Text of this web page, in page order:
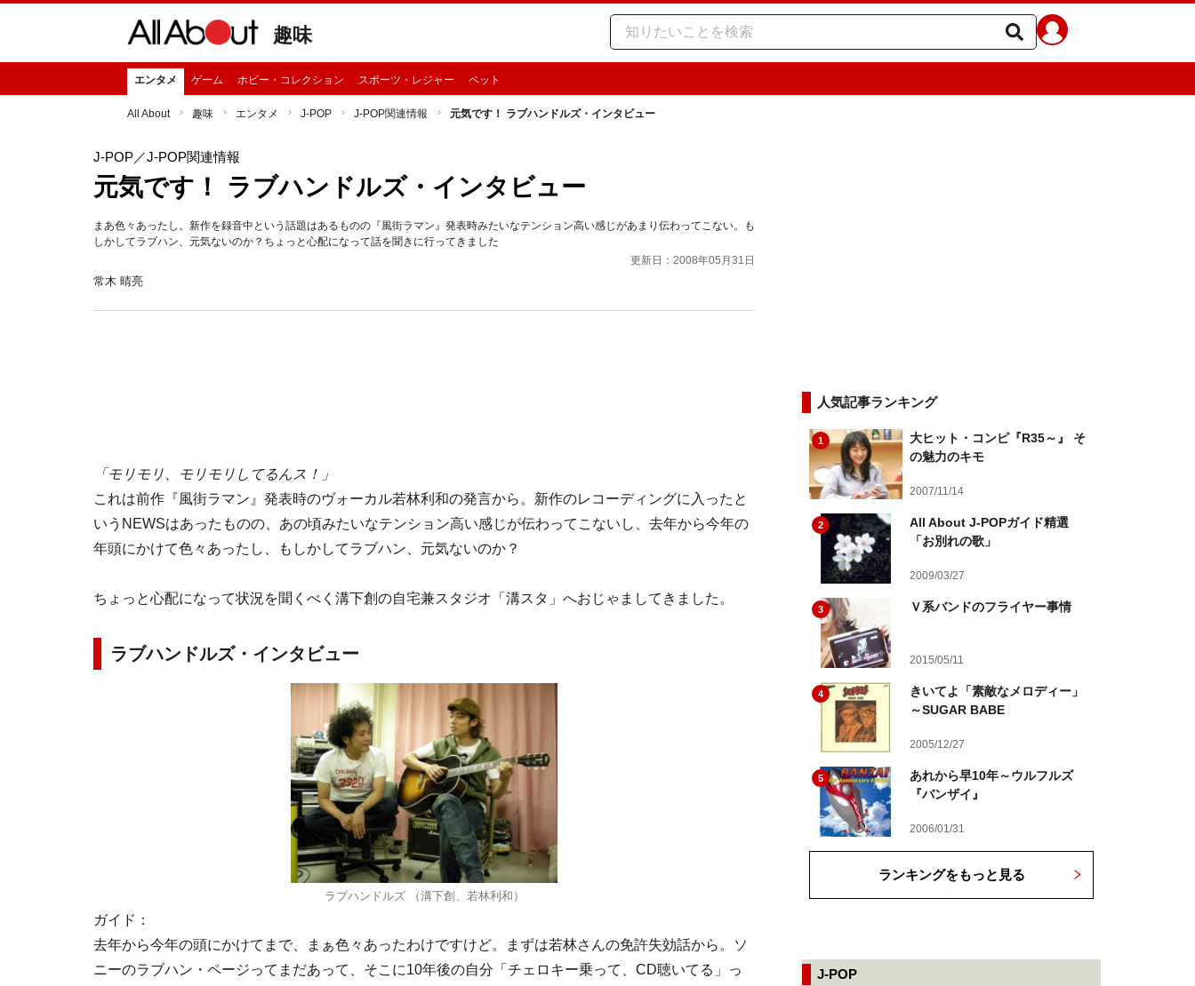
趣味
エンタメ ゲーム ホビー・コレクション スポーツ・レジャー ペット
All About 趣味 エンタメ J-POP J-POP関連情報 元気です！ ラブハンドルズ・インタビュー
J-POP／J-POP関連情報
元気です！ ラブハンドルズ・インタビュー
まあ色々あったし。新作を録音中という話題はあるものの『風街ラマン』発表時みたいなテンション高い感じがあまり伝わってこない。も
しかしてラブハン、元気ないのか？ちょっと心配になって話を聞きに行ってきました
更新日：2008年05月31日
常木 晴亮
「モリモリ、モリモリしてるんス！」
これは前作『風街ラマン』発表時のヴォーカル若林利和の発言から。新作のレコーディングに入ったと
いうNEWSはあったものの、あの頃みたいなテンション高い感じが伝わってこないし、去年から今年の
年頭にかけて色々あったし、もしかしてラブハン、元気ないのか？
ちょっと心配になって状況を聞くべく溝下創の自宅兼スタジオ「溝スタ」へおじゃましてきました。
ラブハンドルズ・インタビュー
ラブハンドルズ （溝下創、若林利和）
ガイド：
去年から今年の頭にかけてまで、まぁ色々あったわけですけど。まずは若林さんの免許失効話から。ソ
ニーのラブハン・ページってまだあって、そこに10年後の自分「チェロキー乗って、CD聴いてる」っ
人気記事ランキング
1
大ヒット・コンピ『R35～』 そ
の魅力のキモ
2007/11/14
2
All About J-POPガイド精選
「お別れの歌」
2009/03/27
3 Ｖ系バンドのフライヤー事情
2015/05/11
4
きいてよ「素敵なメロディー」
～SUGAR BABE
2005/12/27
5
あれから早10年～ウルフルズ
『バンザイ』
2006/01/31
ランキングをもっと見る
J-POP